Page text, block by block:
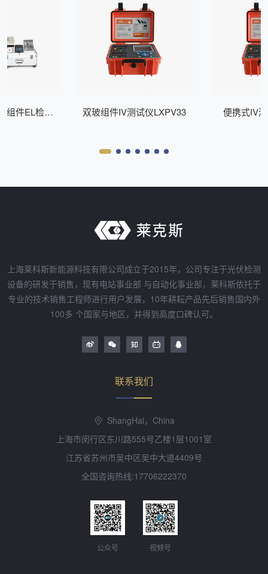
组件EL检测
双玻组件IV测试仪LXPV33 便携式IV
上海莱科斯新能源科技有限公司成立于2015年，公司专注于光伏检测
设备的研发于销售，现有电站事业部 与自动化事业部，莱科斯依托于
专业的技术销售工程师进行用户发展，10年耕耘产品先后销售国内外
100多 个国家与地区，并得到高度口碑认可。
联系我们
ShangHai，China
上海市闵行区东川路555号乙楼1层1001室
江苏省苏州市吴中区吴中大道4409号
全国咨询热线:17706222370
公众号 视频号